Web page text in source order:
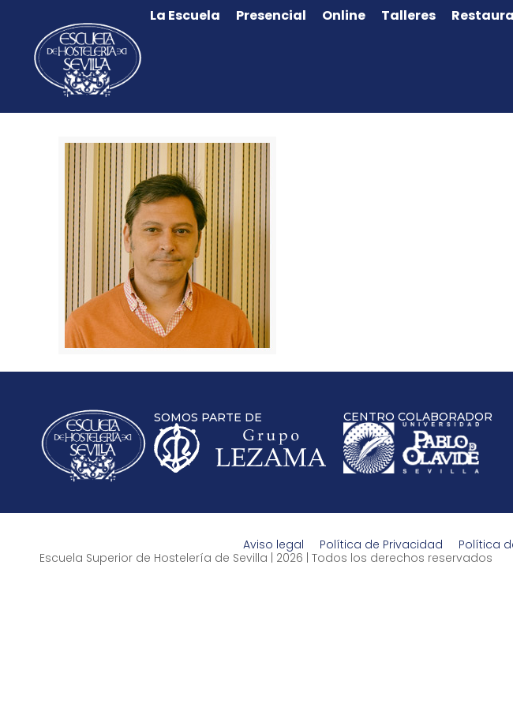
La Escuela Presencial Online Talleres
SOMOS PARTE DE CENTRO COLABORADOR
Aviso legal Política de Privacidad Política
Escuela Superior de Hostelería de Sevilla | 2026 | Todos los derechos reservados